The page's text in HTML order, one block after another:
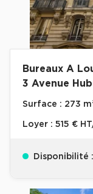
Bureaux A
3 Avenue
Surface : 273
Loyer : 515 €
Disponibilité :